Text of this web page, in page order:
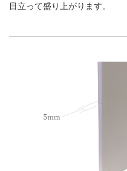
目立って盛り上がります。